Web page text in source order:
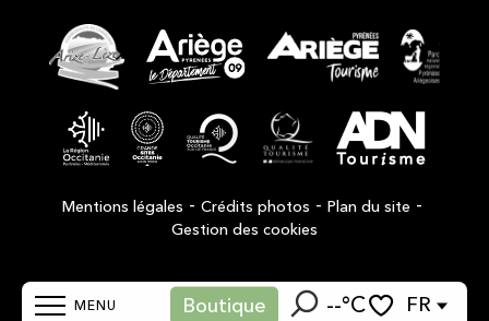
MENU Boutique --°C FR
Mentions légales - Crédits photos - Plan du site -
Gestion des cookies